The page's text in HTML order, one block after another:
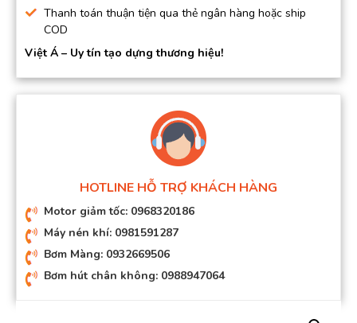
Thanh toán thuận tiện qua thẻ ngân hàng hoặc ship
COD
Việt Á – Uy tín tạo dựng thương hiệu!
HOTLINE HỖ TRỢ KHÁCH HÀNG
Motor giảm tốc: 0968320186
Máy nén khí: 0981591287
Bơm Màng: 0932669506
Bơm hút chân không: 0988947064